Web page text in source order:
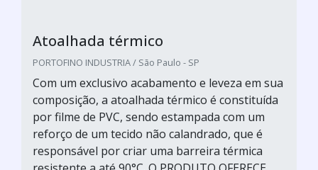
Atoalhada térmico
PORTOFINO INDUSTRIA / São Paulo - SP
Com um exclusivo acabamento e leveza em sua
composição, a atoalhada térmico é constituída
por filme de PVC, sendo estampada com um
reforço de um tecido não calandrado, que é
responsável por criar uma barreira térmica